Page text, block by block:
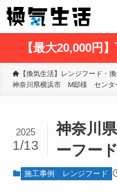
【最大20,000円
【換気生活】レンジフード・
神奈川県横浜市　M邸様　セン
神奈川
ーフー
2025
1/13
施工事例 レンジフード